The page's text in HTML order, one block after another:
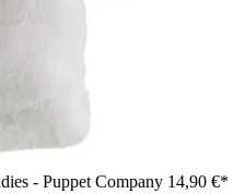
- Puppet Company 14,90 €*